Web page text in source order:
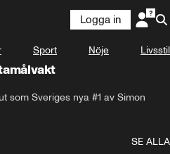
Logga in
Sport Nöje Livsstil
som Sveriges nya #1 av Simon
SE ALLA